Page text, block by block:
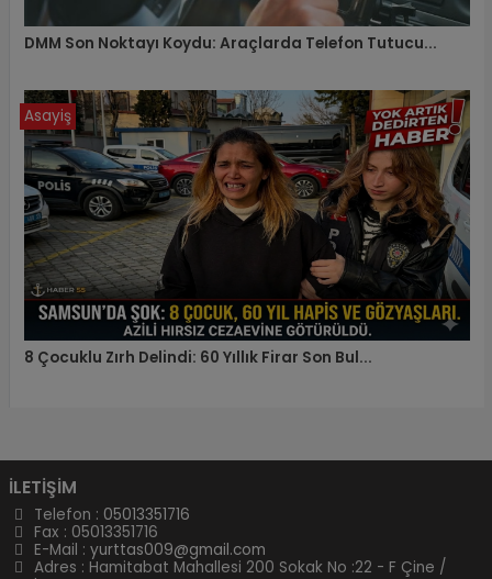
DMM Son Noktayı Koydu: Araçlarda Telefon Tutucu...
8 Çocuklu Zırh Delindi: 60 Yıllık Firar Son Bul...
Asayiş
İLETİŞİM
Telefon : 05013351716
Fax : 05013351716
E-Mail : yurttas009@gmail.com
Adres : Hamitabat Mahallesi 200 Sokak No :22 - F Çine /